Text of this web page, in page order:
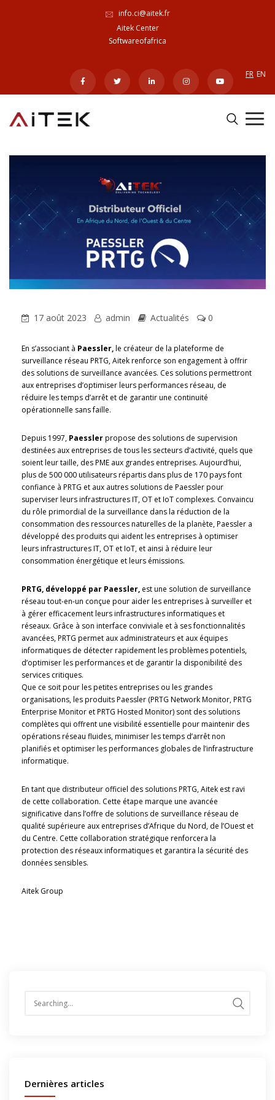
info.ci@aitek.fr
Aitek Center
Softwareofafrica
FR EN
17 août 2023 admin Actualités 0
En s’associant à Paessler,le créateur de la plateforme de
surveillance réseau PRTG, Aitek renforce son engagement à offrir
des solutions de surveillance avancées. Ces solutions permettront
aux entreprises d’optimiser leurs performances réseau, de
réduire les temps d’arrêt et de garantir une continuité
opérationnelle sans faille.
Depuis 1997, Paesslerpropose des solutions de supervision
destinées aux entreprises de tous les secteurs d’activité, quels que
soient leur taille, des PME aux grandes entreprises. Aujourd’hui,
plus de 500 000 utilisateurs répartis dans plus de 170 pays font
confiance à PRTG et aux autres solutions de Paessler pour
superviser leurs infrastructures IT, OT et IoT complexes. Convaincu
du rôle primordial de la surveillance dans la réduction de la
consommation des ressources naturelles de la planète, Paessler a
développé des produits qui aident les entreprises à optimiser
leurs infrastructures IT, OT et IoT, et ainsi à réduire leur
consommation énergétique et leurs émissions.
PRTG, développé par Paessler, est une solution de surveillance
réseau tout-en-un conçue pour aider les entreprises à surveiller et
à gérer efficacement leurs infrastructures informatiques et
réseaux. Grâce à son interface conviviale et à ses fonctionnalités
avancées, PRTG permet aux administrateurs et aux équipes
informatiques de détecter rapidement les problèmes potentiels,
d’optimiser les performances et de garantir la disponibilité des
services critiques.
Que ce soit pour les petites entreprises ou les grandes
organisations, les produits Paessler (PRTG Network Monitor, PRTG
Enterprise Monitor et PRTG Hosted Monitor) sont des solutions
complètes qui offrent une visibilité essentielle pour maintenir des
opérations réseau fluides, minimiser les temps d’arrêt non
planifiés et optimiser les performances globales de l’infrastructure
informatique.
En tant que distributeur officiel des solutions PRTG, Aitek est ravi
de cette collaboration. Cette étape marque une avancée
significative dans l’offre de solutions de surveillance réseau de
qualité supérieure aux entreprises d’Afrique du Nord, de l’Ouest et
du Centre. Cette collaboration stratégique renforcera la
protection des réseaux informatiques et garantira la sécurité des
données sensibles.
Aitek Group
for:
Dernières articles